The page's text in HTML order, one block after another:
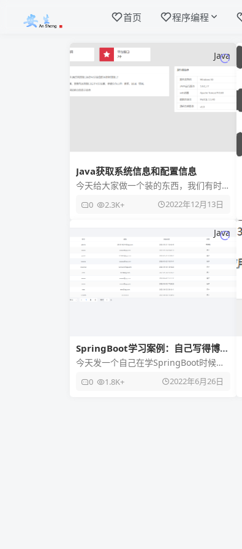
首页 程序编程
Java
Java获取系统信息和配置信息
今天给大家做一个装的东西，我们有时
后自己也想要，但是自己又不会去写
0 2.3K+ 2022年12月13日
Java
SpringBoot学习案例：自己写得博客
系统
今天发一个自己在学SpringBoot时候写
载请说明，目前应该是没
0 1.8K+ 2022年6月26日